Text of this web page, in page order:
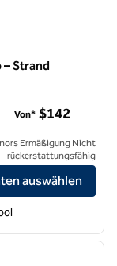
– Strand
Viejo – Laguna
Von* $142
Ermäßigung Nicht
rückerstattungsfähig
auswählen